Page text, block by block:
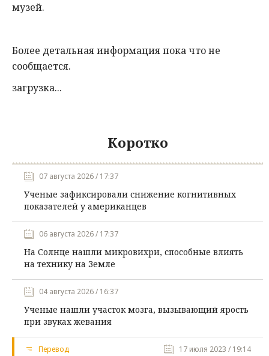
музей.
Более детальная информация пока что не
сообщается.
загрузка...
Коротко
07 августа 2026 / 17:37
Ученые зафиксировали снижение когнитивных
показателей у американцев
06 августа 2026 / 17:37
На Солнце нашли микровихри, способные влиять
на технику на Земле
04 августа 2026 / 16:37
Ученые нашли участок мозга, вызывающий ярость
при звуках жевания
Перевод 17 июля 2023 / 19:14